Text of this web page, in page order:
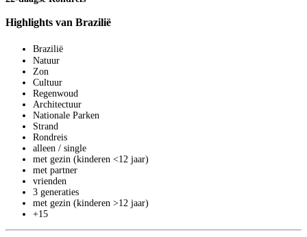
Highlights van Brazilië
Brazilië
Natuur
Zon
Cultuur
Regenwoud
Architectuur
Nationale Parken
Strand
Rondreis
alleen / single
met gezin (kinderen <12 jaar)
met partner
vrienden
3 generaties
met gezin (kinderen >12 jaar)
+15